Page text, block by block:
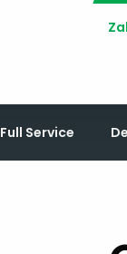
Full Service